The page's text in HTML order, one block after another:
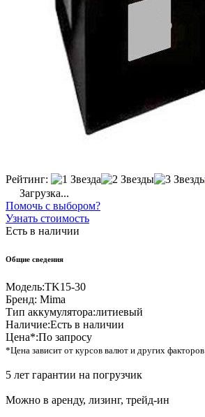
Рейтинг:
Загрузка...
Помочь с выбором?
Узнать стоимость
Есть в наличии
Общие сведения
Модель:TK15-30
Бренд: Mima
Тип аккумулятора:литиевый
Наличие:Есть в наличии
Цена*:По запросу
*Цена зависит от курсов валют и других факторов
5 лет гарантии на погрузчик
Можно в аренду, лизинг, трейд-ин